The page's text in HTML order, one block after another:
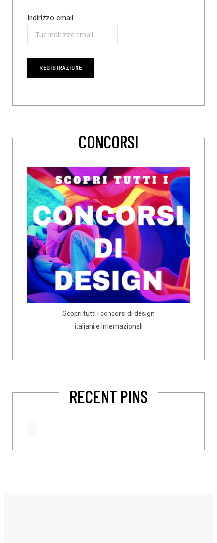
Indirizzo email:
CONCORSI
Scopri tutti i concorsi di design
italiani e internazionali
RECENT PINS